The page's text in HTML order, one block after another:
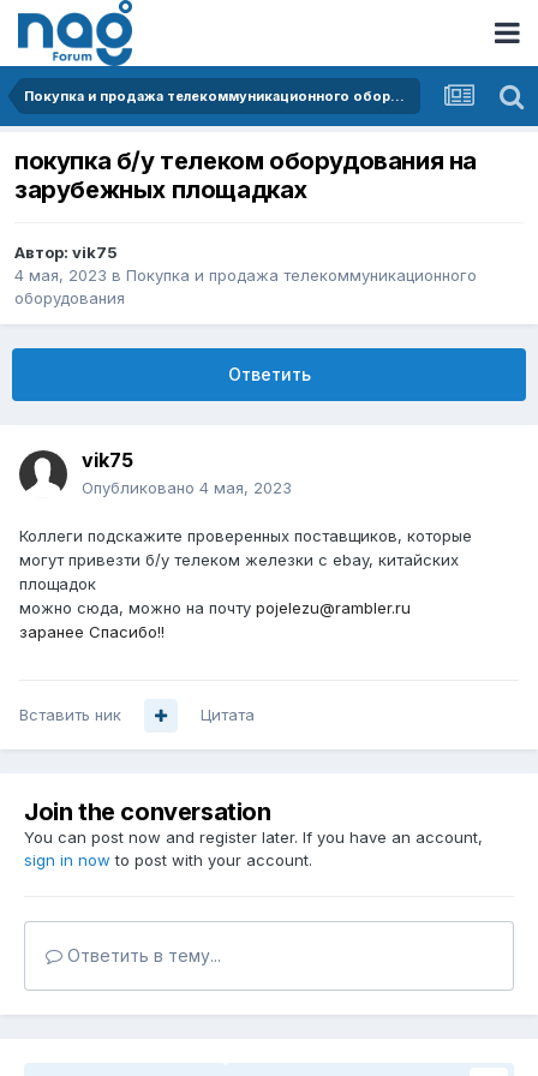
Покупка и продажа телекоммуникационного оборудования
покупка б/у телеком оборудования на
зарубежных площадках
Автор: vik75
4 мая, 2023 в Покупка и продажа телекоммуникационного
оборудования
Ответить
vik75
Опубликовано 4 мая, 2023
Коллеги подскажите проверенных поставщиков, которые
могут привезти б/у телеком железки с ebay, китайских
площадок
можно сюда, можно на почту pojelezu@rambler.ru
заранее Спасибо!!
Вставить ник Цитата
Join the conversation
You can post now and register later. If you have an account,
sign in now to post with your account.
Ответить в тему...